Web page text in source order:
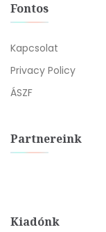
Fontos
Kapcsolat
Privacy Policy
ÁSZF
Partnereink
Kiadónk